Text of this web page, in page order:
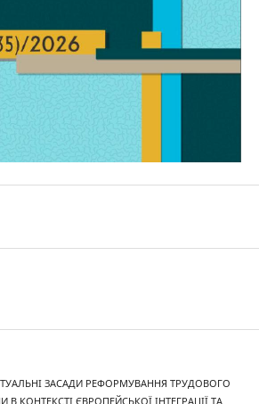
ЗАСАДИ РЕФОРМУВАННЯ ТРУДОВОГО
В КОНТЕКСТІ ЄВРОПЕЙСЬКОЇ ІНТЕГРАЦІЇ ТА